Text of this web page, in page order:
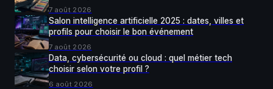
7 août 2026
Salon intelligence artificielle 2025 : dates, villes et
profils pour choisir le bon événement
7 août 2026
Data, cybersécurité ou cloud : quel métier tech
choisir selon votre profil ?
6 août 2026